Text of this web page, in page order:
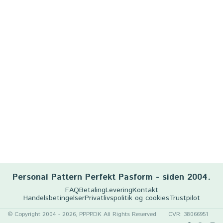
Personal Pattern Perfekt Pasform - siden 2004.
FAQBetalingLeveringKontakt
HandelsbetingelserPrivatlivspolitik og cookiesTrustpilot
© Copyright 2004 - 2026, PPPP.DK All Rights Reserved CVR: 38066951